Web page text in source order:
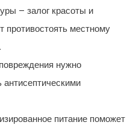
– залог красоты и
противостоять местному
нужно
питание поможет